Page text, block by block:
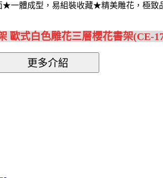
一體成型，易組裝收藏★精美雕花，極致
歐式白色雕花三層櫻花書架(CE-